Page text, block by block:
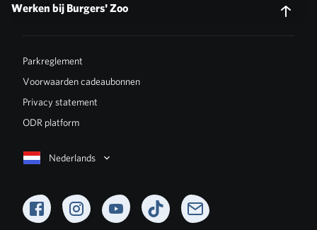
Werken bij Burgers' Zoo
Nederlands
Parkreglement
Voorwaarden cadeaubonnen
Privacy statement
ODR platform
FacebookInstagramYouTubeTikTok Newsletter